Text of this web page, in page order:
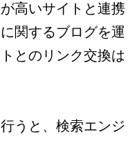
高いサイトと連携
関するブログを運
とのリンク交換は
うと、検索エンジ